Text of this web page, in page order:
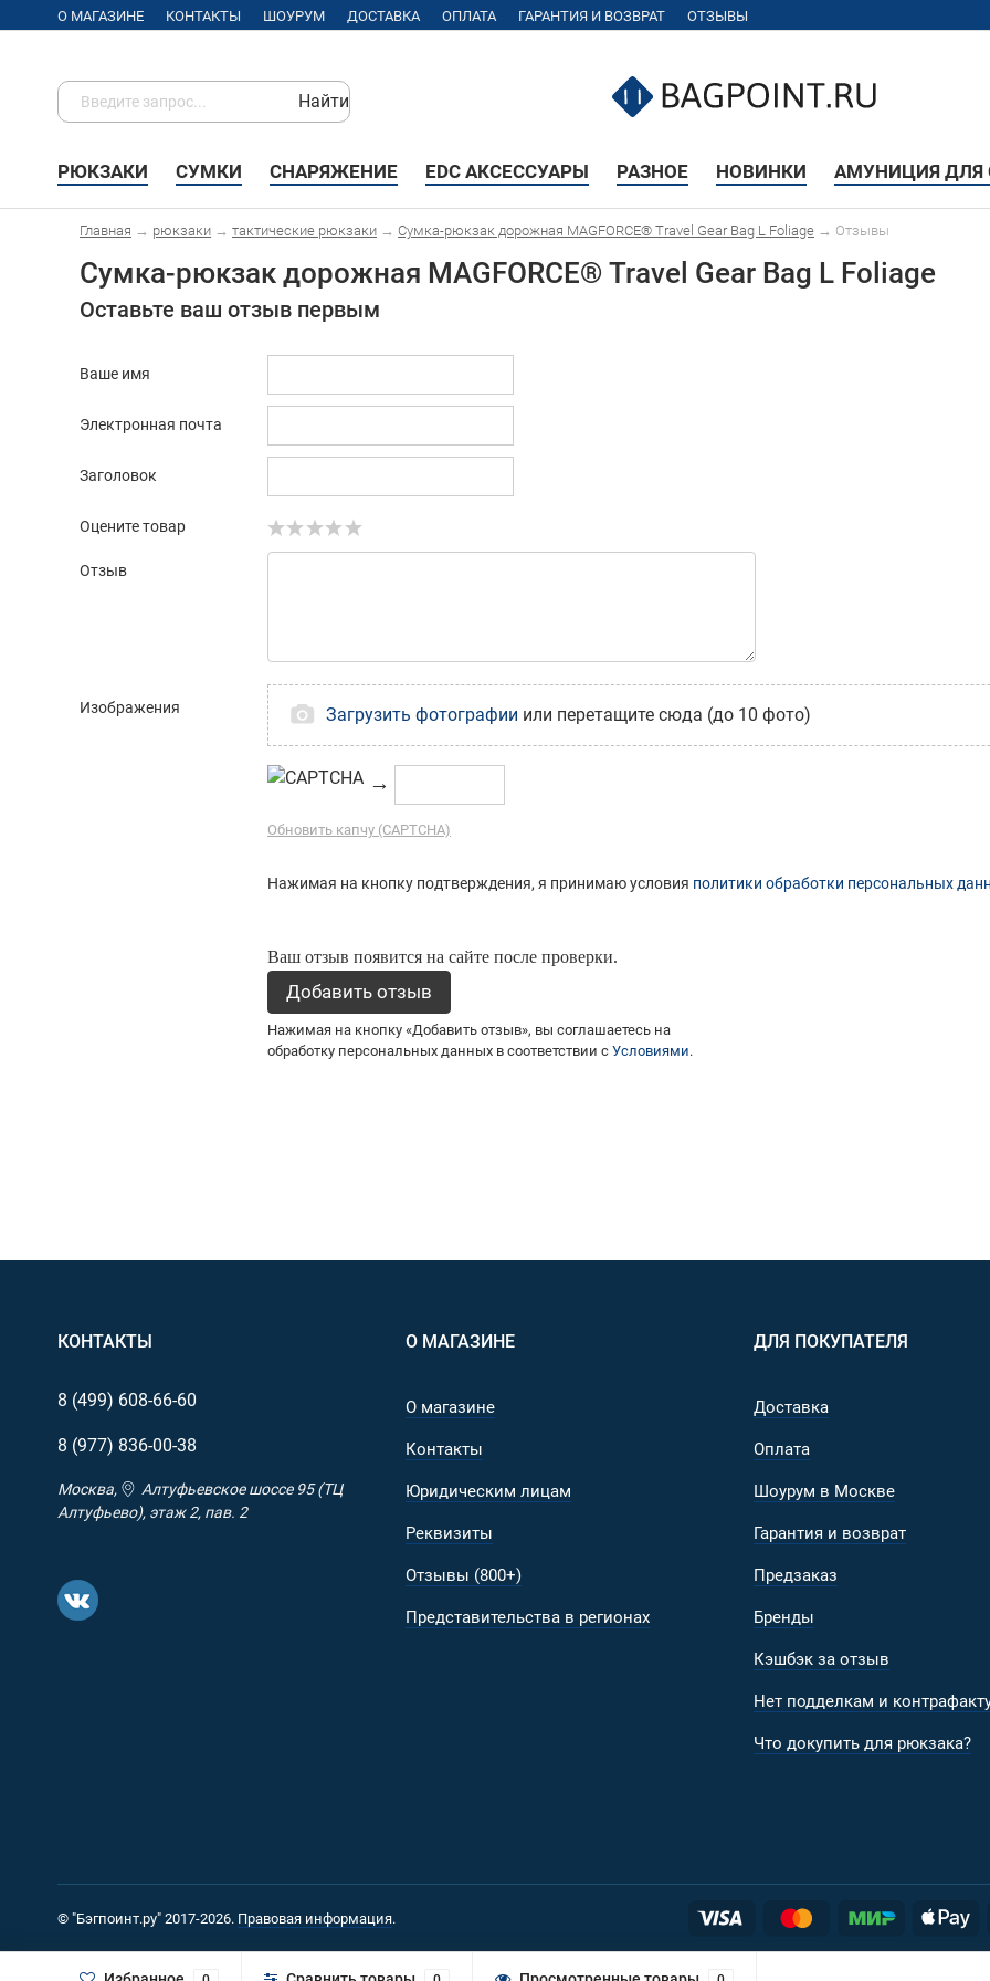
О МАГАЗИНЕ КОНТАКТЫ ШОУРУМ ДОСТАВКА ОПЛАТА ГАРАНТИЯ И ВОЗВРАТ ОТЗЫВЫ
Найти
РЮКЗАКИ СУМКИ СНАРЯЖЕНИЕ EDC АКСЕССУАРЫ РАЗНОЕ НОВИНКИ АМУНИЦИЯ ДЛЯ
Главная → рюкзаки → тактические рюкзаки → Cумка-рюкзак дорожная MAGFORCE® Travel Gear Bag L Foliage → Отзывы
Cумка-рюкзак дорожная MAGFORCE® Travel Gear Bag L Foliage
Оставьте ваш отзыв первым
Ваше имя
Электронная почта
Заголовок
Оцените товар
Отзыв
Изображения Загрузить фотографии или перетащите сюда (до 10 фото)
→
Обновить капчу (CAPTCHA)
Нажимая на кнопку подтверждения, я принимаю условия политики обработки персональных
Ваш отзыв появится на сайте после проверки.
Нажимая на кнопку «Добавить отзыв», вы соглашаетесь на
обработку персональных данных в соответствии с Условиями.
КОНТАКТЫ
8 (499) 608-66-60
8 (977) 836-00-38
Москва,
Алтуфьевское шоссе 95 (ТЦ
Алтуфьево), этаж 2, пав. 2
О МАГАЗИНЕ
О магазине
Контакты
Юридическим лицам
Реквизиты
Отзывы (800+)
Представительства в регионах
ДЛЯ ПОКУПАТЕЛЯ
Доставка
Оплата
Шоурум в Москве
Гарантия и возврат
Предзаказ
Бренды
Кэшбэк за отзыв
Нет подделкам и
Что докупить для рюкзака?
© "Бэгпоинт.ру" 2017-2026. Правовая информация.